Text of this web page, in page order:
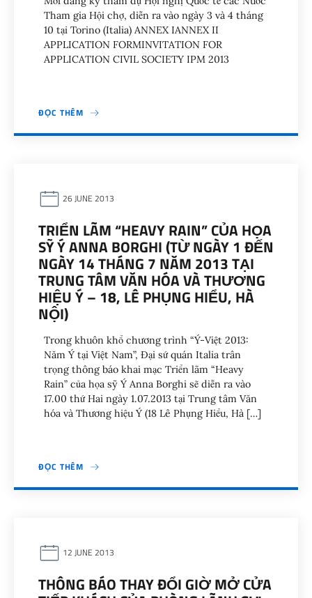
Tham gia Hội chợ, diễn ra vào ngày 3 và 4 tháng
10 tại Torino (Italia) ANNEX IANNEX II
APPLICATION FORMINVITATION FOR
APPLICATION CIVIL SOCIETY IPM 2013
ĐỌC THÊM
26 JUNE 2013
TRIỂN LÃM “HEAVY RAIN” CỦA HỌA
SỸ Ý ANNA BORGHI (TỪ NGÀY 1 ĐẾN
NGÀY 14 THÁNG 7 NĂM 2013 TẠI
TRUNG TÂM VĂN HÓA VÀ THƯƠNG
HIỆU Ý – 18, LÊ PHỤNG HIỂU, HÀ
NỘI)
Trong khuôn khổ chương trình “Ý-Việt 2013:
Năm Ý tại Việt Nam”, Đại sứ quán Italia trân
trọng thông báo khai mạc Triển lãm “Heavy
Rain” của họa sỹ Ý Anna Borghi sẽ diễn ra vào
17.00 thứ Hai ngày 1.07.2013 tại Trung tâm Văn
hóa và Thương hiệu Ý (18 Lê Phụng Hiểu, Hà […]
ĐỌC THÊM
12 JUNE 2013
THÔNG BÁO THAY ĐỔI GIỜ MỞ CỬA